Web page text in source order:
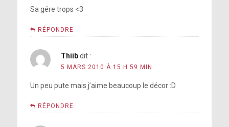
Sa gére trops <3
RÉPONDRE
Thiib dit :
5 MARS 2010 À 15 H 59 MIN
Un peu pute mais j’aime beaucoup le décor :D
RÉPONDRE